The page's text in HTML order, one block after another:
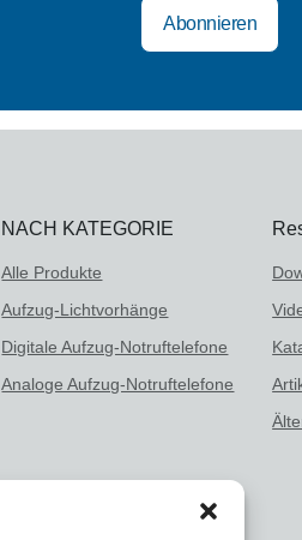
NACH KATEGORIE
Alle Produkte
Aufzug-Lichtvorhänge
Digitale Aufzug-Notruftelefone
Analoge Aufzug-Notruftelefone